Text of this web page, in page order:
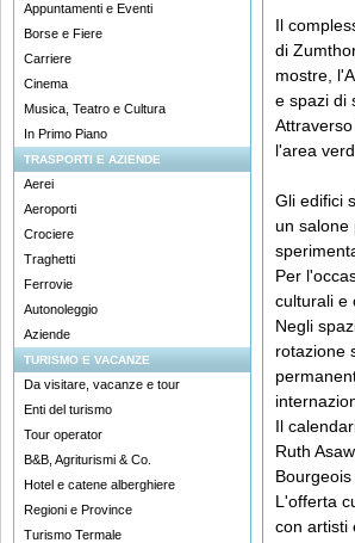
Appuntamenti e Eventi
Borse e Fiere
Carriere
Cinema
Musica, Teatro e Cultura
In Primo Piano
TRASPORTI E AZIENDE
Aerei
Aeroporti
Crociere
Traghetti
Ferrovie
Autonoleggio
Aziende
TURISMO E VACANZE
Da visitare, vacanze e tour
Enti del turismo
Tour operator
B&B, Agriturismi & Co.
Hotel e catene alberghiere
Regioni e Province
Turismo Termale
Il
di
mostre,
e spazi di
l'area
Gli edifici
un salone
Per
culturali e
Negli
rotazione
Il
Ruth
Bourgeois
L'offerta
con artisti